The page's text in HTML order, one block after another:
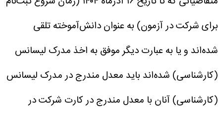
برای شرکت در آزمون) به عنوان دانش‌آموخته تلقی
شده‌اند و یا به عبارت دیگر موفق به اخذ مدرک لیسانس
(کارشناسی) شده‌اند باید معدل‌ مندرج‌ در مدرک‌ لیسانس
‌(کارشناسی) آنان با معدل مندرج در کارت شرکت در